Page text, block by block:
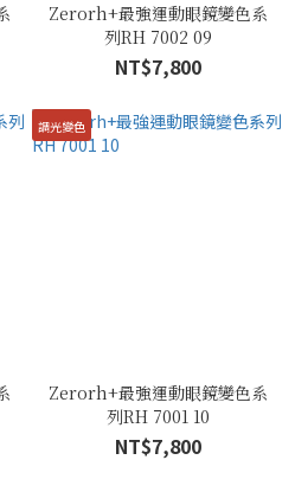
Zerorh+最強運動眼鏡變色系
列RH 7002 09
NT$7,800
調光變色
Zerorh+最強運動眼鏡變色系
列RH 7001 10
NT$7,800